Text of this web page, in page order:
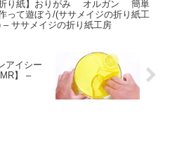
折り紙】おりがみ オルガン 簡単
って遊ぼう/(ササメイジの折り紙工
– ササメイジの折り紙工房
アイシー
】 –